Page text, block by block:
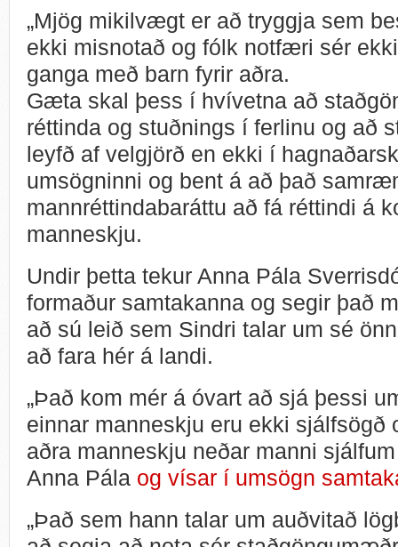
„Mjög mikilvægt er að tryggja sem
ekki misnotað og fólk notfæri sér
ganga með barn fyrir aðra.
Gæta skal þess í hvívetna að
réttinda og stuðnings í ferlinu og að
leyfð af velgjörð en ekki í
umsögninni og bent á að það
mannréttindabaráttu að fá réttindi á
manneskju.
Undir þetta tekur Anna Pála
formaður samtakanna og segir það
að sú leið sem Sindri talar um sé
að fara hér á landi.
„Það kom mér á óvart að sjá þessi
einnar manneskju eru ekki sjálfsögð
aðra manneskju neðar manni
Anna Pála og vísar í umsögn
„Það sem hann talar um auðvitað